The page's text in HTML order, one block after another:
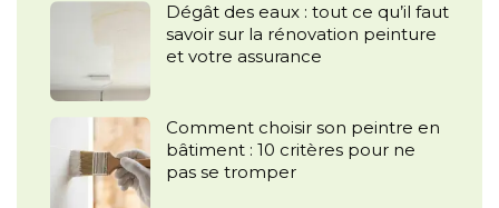
Dégât des eaux : tout ce qu’il faut
savoir sur la rénovation peinture
et votre assurance
Comment choisir son peintre en
bâtiment : 10 critères pour ne
pas se tromper